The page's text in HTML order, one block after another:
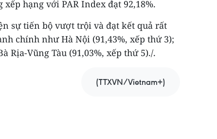
hạng với PAR Index đạt 92,18%.
sự tiến bộ vượt trội và đạt kết quả rất
chính như Hà Nội (91,43%, xếp thứ 3);
Rịa-Vũng Tàu (91,03%, xếp thứ 5)./.
(TTXVN/Vietnam+)